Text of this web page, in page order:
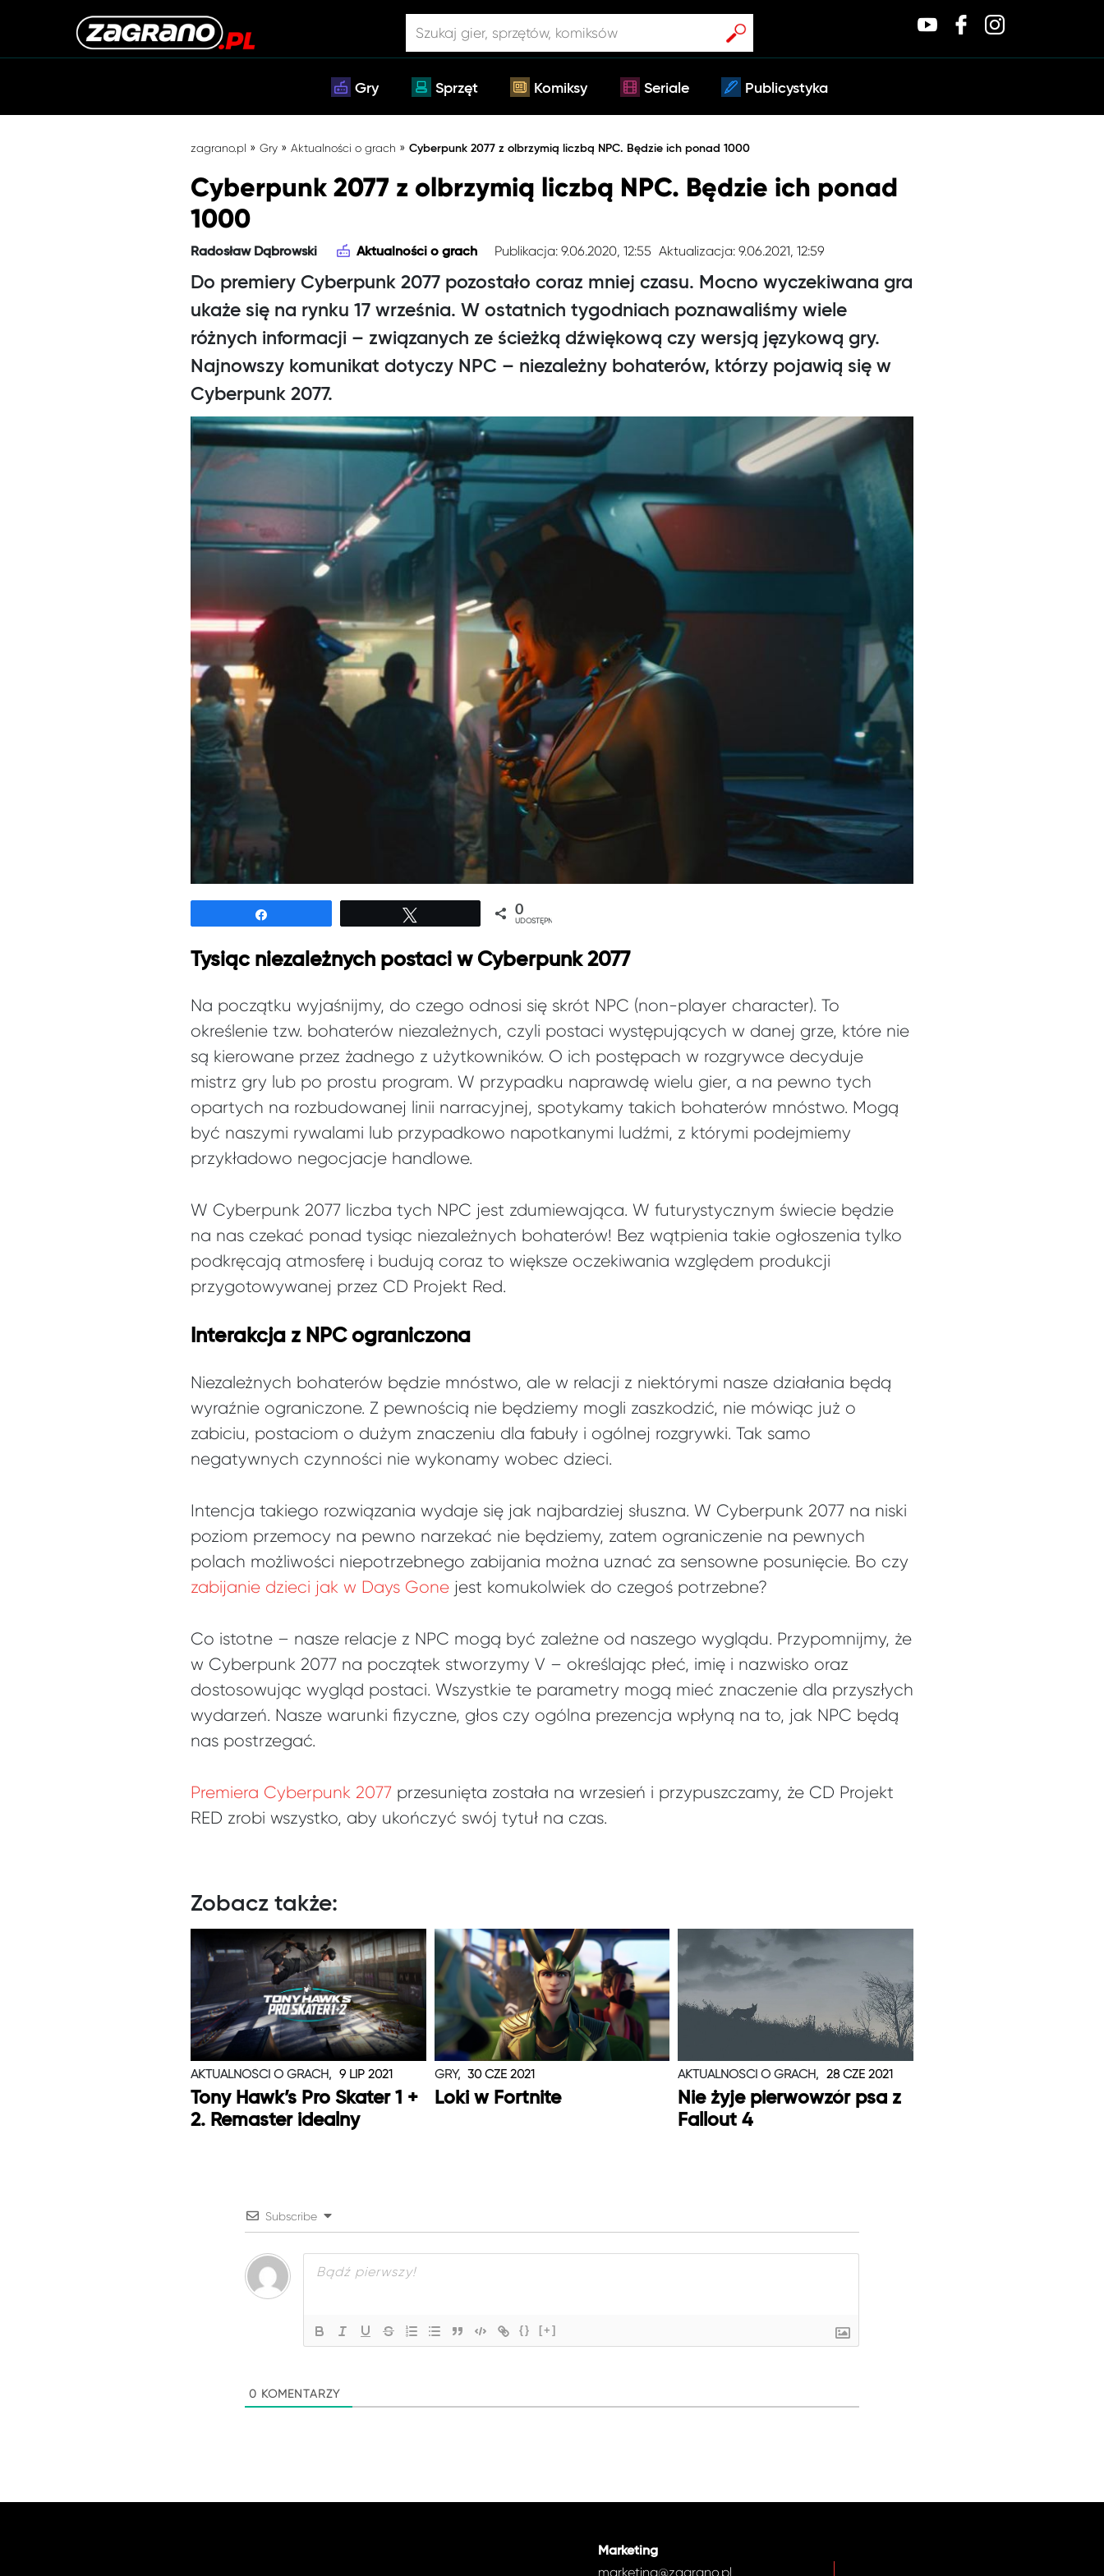
Gry Sprzęt Komiksy Seriale Publicystyka
zagrano.pl » Gry » Aktualności o grach » Cyberpunk 2077 z olbrzymią liczbą NPC. Będzie ich ponad 1000
Cyberpunk 2077 z olbrzymią liczbą NPC. Będzie ich ponad
1000
Radosław Dąbrowski Aktualności o grach Publikacja: 9.06.2020, 12:55 Aktualizacja: 9.06.2021, 12:59
Do premiery Cyberpunk 2077 pozostało coraz mniej czasu. Mocno wyczekiwana gra
ukaże się na rynku 17 września. W ostatnich tygodniach poznawaliśmy wiele
różnych informacji – związanych ze ścieżką dźwiękową czy wersją językową gry.
Najnowszy komunikat dotyczy NPC – niezależny bohaterów, którzy pojawią się w
Cyberpunk 2077.
0
UDOSTĘPNIEŃ
Tysiąc niezależnych postaci w Cyberpunk 2077
Na początku wyjaśnijmy, do czego odnosi się skrót NPC (non-player character). To
określenie tzw. bohaterów niezależnych, czyli postaci występujących w danej grze, które nie
są kierowane przez żadnego z użytkowników. O ich postępach w rozgrywce decyduje
mistrz gry lub po prostu program. W przypadku naprawdę wielu gier, a na pewno tych
opartych na rozbudowanej linii narracyjnej, spotykamy takich bohaterów mnóstwo. Mogą
być naszymi rywalami lub przypadkowo napotkanymi ludźmi, z którymi podejmiemy
przykładowo negocjacje handlowe.
W Cyberpunk 2077 liczba tych NPC jest zdumiewająca. W futurystycznym świecie będzie
na nas czekać ponad tysiąc niezależnych bohaterów! Bez wątpienia takie ogłoszenia tylko
podkręcają atmosferę i budują coraz to większe oczekiwania względem produkcji
przygotowywanej przez CD Projekt Red.
Interakcja z NPC ograniczona
Niezależnych bohaterów będzie mnóstwo, ale w relacji z niektórymi nasze działania będą
wyraźnie ograniczone. Z pewnością nie będziemy mogli zaszkodzić, nie mówiąc już o
zabiciu, postaciom o dużym znaczeniu dla fabuły i ogólnej rozgrywki. Tak samo
negatywnych czynności nie wykonamy wobec dzieci.
Intencja takiego rozwiązania wydaje się jak najbardziej słuszna. W Cyberpunk 2077 na niski
poziom przemocy na pewno narzekać nie będziemy, zatem ograniczenie na pewnych
polach możliwości niepotrzebnego zabijania można uznać za sensowne posunięcie. Bo czy
zabijanie dzieci jak w Days Gone jest komukolwiek do czegoś potrzebne?
Co istotne – nasze relacje z NPC mogą być zależne od naszego wyglądu. Przypomnijmy, że
w Cyberpunk 2077 na początek stworzymy V – określając płeć, imię i nazwisko oraz
dostosowując wygląd postaci. Wszystkie te parametry mogą mieć znaczenie dla przyszłych
wydarzeń. Nasze warunki fizyczne, głos czy ogólna prezencja wpłyną na to, jak NPC będą
nas postrzegać.
Premiera Cyberpunk 2077 przesunięta została na wrzesień i przypuszczamy, że CD Projekt
RED zrobi wszystko, aby ukończyć swój tytuł na czas.
Zobacz także:
AKTUALNOŚCI O GRACH, 9 LIP 2021
Tony Hawk’s Pro Skater 1 +
2. Remaster idealny
GRY, 30 CZE 2021
Loki w Fortnite
AKTUALNOŚCI O GRACH, 28 CZE 2021
Nie żyje pierwowzór psa z
Fallout 4
Subscribe
{} [+]
0 KOMENTARZY
Marketing
marketing@zagrano.pl